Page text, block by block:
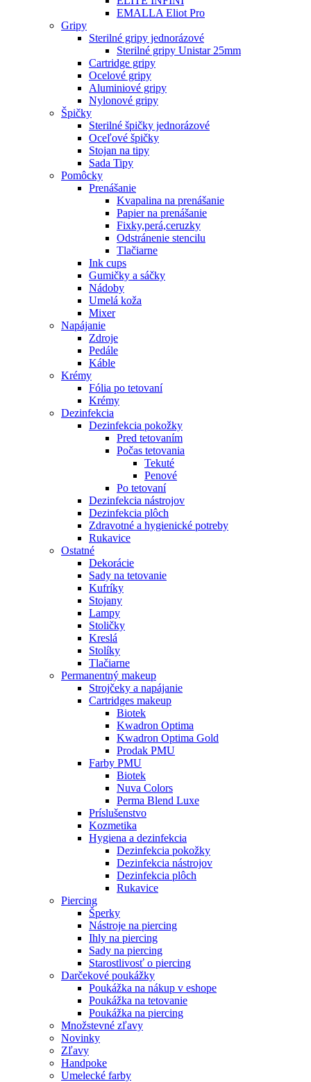
EMALLA Eliot Pro
Gripy
Sterilné gripy jednorázové
Sterilné gripy Unistar 25mm
Cartridge gripy
Ocelové gripy
Aluminiové gripy
Nylonové gripy
Špičky
Sterilné špičky jednorázové
Oceľové špičky
Stojan na tipy
Sada Tipy
Pomôcky
Prenášanie
Kvapalina na prenášanie
Papier na prenášanie
Fixky,perá,ceruzky
Odstránenie stencilu
Tlačiarne
Ink cups
Gumičky a sáčky
Nádoby
Umelá koža
Mixer
Napájanie
Zdroje
Pedále
Káble
Krémy
Fólia po tetovaní
Krémy
Dezinfekcia
Dezinfekcia pokožky
Pred tetovaním
Počas tetovania
Tekuté
Penové
Po tetovaní
Dezinfekcia nástrojov
Dezinfekcia plôch
Zdravotné a hygienické potreby
Rukavice
Ostatné
Dekorácie
Sady na tetovanie
Kufríky
Stojany
Lampy
Stoličky
Kreslá
Stolíky
Tlačiarne
Permanentný makeup
Strojčeky a napájanie
Cartridges makeup
Biotek
Kwadron Optima
Kwadron Optima Gold
Prodak PMU
Farby PMU
Biotek
Nuva Colors
Perma Blend Luxe
Príslušenstvo
Kozmetika
Hygiena a dezinfekcia
Dezinfekcia pokožky
Dezinfekcia nástrojov
Dezinfekcia plôch
Rukavice
Piercing
Šperky
Nástroje na piercing
Ihly na piercing
Sady na piercing
Starostlivosť o piercing
Darčekové poukážky
Poukážka na nákup v eshope
Poukážka na tetovanie
Poukážka na piercing
Množstevné zľavy
Novinky
Zľavy
Handpoke
Umelecké farby